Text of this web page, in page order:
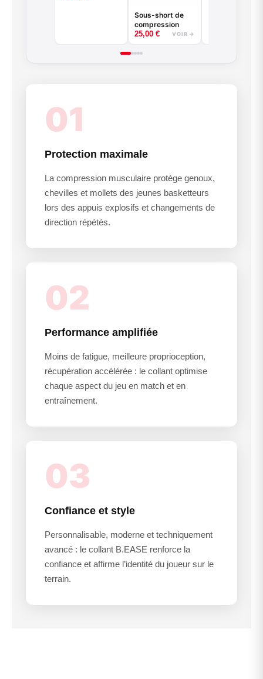
Sous-short de
compression
25,00 € VOIR →
01
Protection maximale
La compression musculaire protège genoux,
chevilles et mollets des jeunes basketteurs
lors des appuis explosifs et changements de
direction répétés.
02
Performance amplifiée
Moins de fatigue, meilleure proprioception,
récupération accélérée : le collant optimise
chaque aspect du jeu en match et en
entraînement.
03
Confiance et style
Personnalisable, moderne et techniquement
avancé : le collant B.EASE renforce la
confiance et affirme l’identité du joueur sur le
terrain.